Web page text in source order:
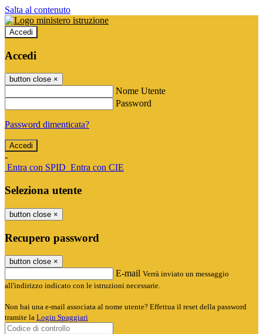
Salta al contenuto
Accedi
Accedi
button close ×
Nome Utente
Password
Password dimenticata?
-
Entra con SPID Entra con CIE
Seleziona utente
button close ×
Recupero password
button close ×
E-mail Verrà inviato un messaggio
all'indirizzo indicato con le istruzioni necessarie.
Non hai una e-mail associata al nome utente? Effettua il reset della password
tramite la Login Spaggiari